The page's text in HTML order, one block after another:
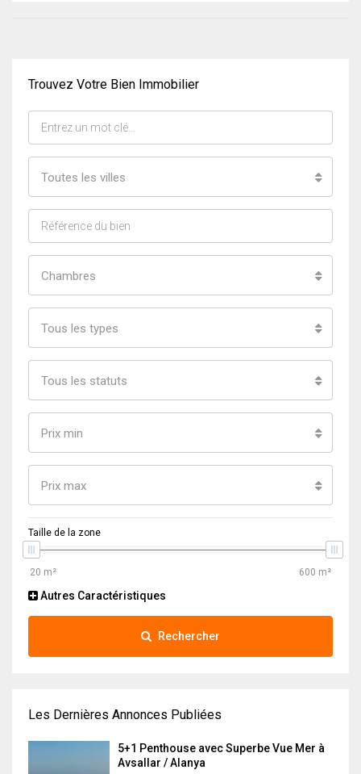
Trouvez Votre Bien Immobilier
Toutes les villes
Chambres
Tous les types
Tous les statuts
Prix min
Prix max
Taille de la zone
Autres Caractéristiques
Rechercher
Les Dernières Annonces Publiées
5+1 Penthouse avec Superbe Vue Mer à
Avsallar / Alanya